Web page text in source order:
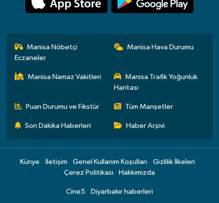
Manisa Nöbetçi
Eczaneler
Manisa Hava Durumu
Manisa Namaz Vakitleri
Manisa Trafik Yoğunluk
Haritası
Puan Durumu ve Fikstür Tüm Manşetler
Son Dakika Haberleri Haber Arşivi
Künye İletişim Genel Kullanım Koşulları
Gizlilik İlkeleri
Çerez Politikası
Hakkımızda
Cine5 Diyarbakır haberleri